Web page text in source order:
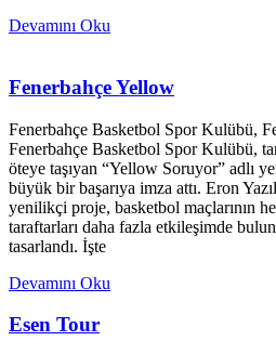
Devamını Oku
Fenerbahçe Yellow
Fenerbahçe Basketbol Spor Kulübü,
Fenerbahçe Basketbol Spor Kulübü,
öteye taşıyan “Yellow Soruyor” adlı
büyük bir başarıya imza attı. Eron
yenilikçi proje, basketbol maçlarının
taraftarları daha fazla etkileşimde
tasarlandı. İşte
Devamını Oku
Esen Tour